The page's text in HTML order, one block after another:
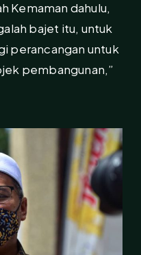
Kemaman dahulu,
bajet itu, untuk
perancangan untuk
pembangunan,”